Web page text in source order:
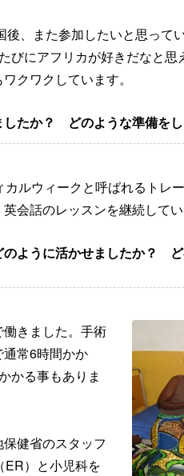
後、また参加したいと思って
びにアフリカが好きだなと
クワクしています。
たか？ どのような準備を
ルウィークと呼ばれるトレ
会話のレッスンを継続してい
ように活かせましたか？
きました。手術
常6時間かか
かる事もありま
健省のスタッフ
ER）と小児科を